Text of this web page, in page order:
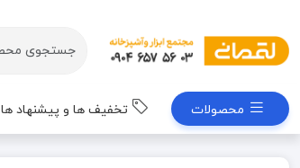
محصولات تخفیف ها و پیشنهاد ها